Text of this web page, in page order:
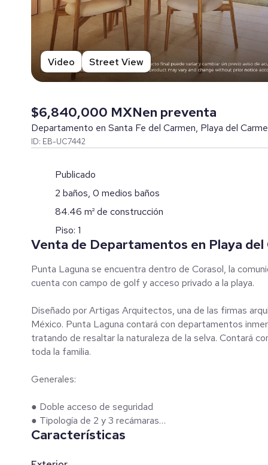
Video Street View
$6,840,000 MXNen preventa
Departamento en Santa Fe del Carmen, Playa del
ID: EB-UC7442
Publicado
2 baños, 0 medios baños
84.46 m² de construcción
Piso: 1
Venta de Departamentos en Playa del
Punta Laguna se encuentra dentro de Corasol, la
cuenta con campo de golf y acceso privado a la playa.
Diseñado por Artigas Arquitectos, una de las firmas
México. Punta Laguna contará con departamentos
tratando de resaltar la naturaleza de la selva. Contará
toda la familia.
Generales:
● Doble acceso de seguridad
● Tipología de 2 y 3 recámaras
● Desde 84,46 m2 hasta 169,64 m2 de construcción
● Cada torre cuenta con su propio elevador
Características